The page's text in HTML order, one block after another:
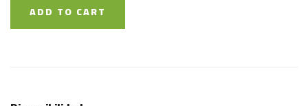
ADD TO CART